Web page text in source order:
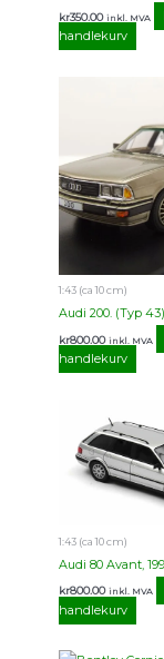
kr350.00 inkl. MVA
handlekurv
1:43 (ca 10 cm)
Audi 200. (Typ
kr800.00 inkl. MVA
handlekurv
1:43 (ca 10 cm)
Audi 80 Avant,
kr800.00 inkl. MVA
handlekurv